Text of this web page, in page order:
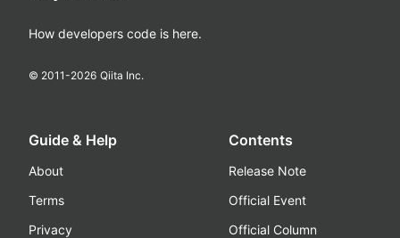
How developers code is here.
© 2011-2026 Qiita Inc.
Guide & Help
About
Terms
Privacy
Contents
Release Note
Official Event
Official Column